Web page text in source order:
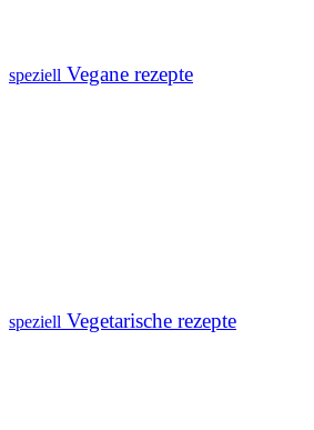
speziell Vegane rezepte
speziell Vegetarische rezepte